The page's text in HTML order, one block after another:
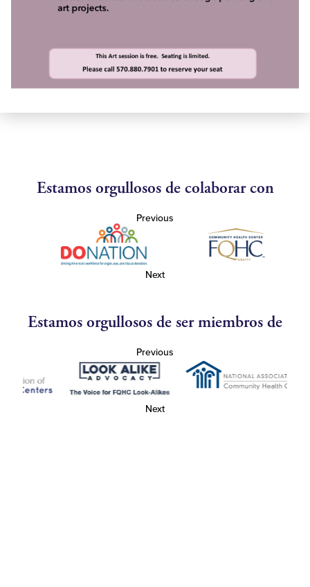
Estamos orgullosos de colaborar con
Previous
Next
Estamos orgullosos de ser miembros de
Previous
Next